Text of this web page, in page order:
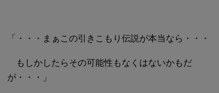
「・・・まぁこの引きこもり伝説が本当なら・・・
もしかしたらその可能性もなくはないかもだ
が・・・」